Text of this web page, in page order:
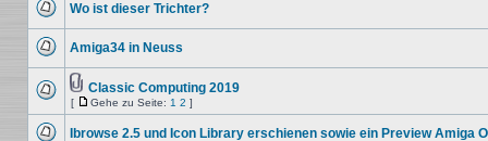
Beiträge
Beiträge
Wo ist dieser Trichter?
ungelesenen
Beiträge
Amiga34 in Neuss
Keine
ungelesenen
Beiträge
Dateianhang
Classic Computing 2019
[
Gehe
Seite
Gehe zu Seite: 1 2 ]
Ibrowse 2.5 und Icon Library erschienen sowie ein Preview Amiga